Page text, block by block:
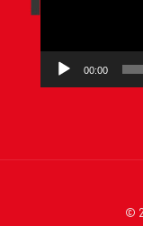
00:00
©